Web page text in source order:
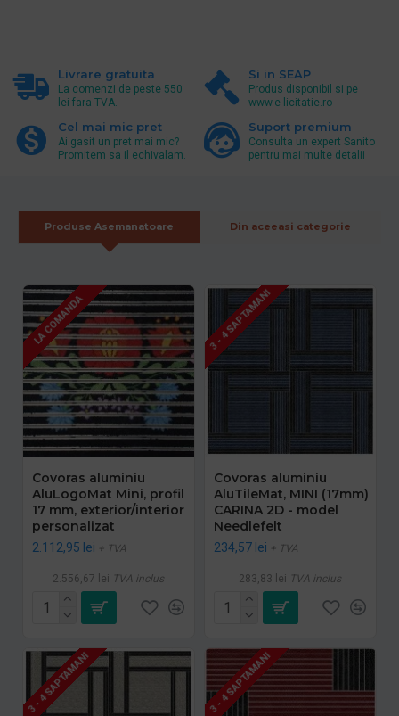
Livrare gratuita
La comenzi de peste 550
lei fara TVA.
Si in SEAP
Produs disponibil si pe
www.e-licitatie.ro
Cel mai mic pret
Ai gasit un pret mai mic?
Promitem sa il echivalam.
Suport premium
Consulta un expert Sanito
pentru mai multe detalii
Produse Asemanatoare Din aceeasi categorie
LA COMANDA
Covoras aluminiu
AluLogoMat Mini, profil
17 mm, exterior/interior
personalizat
2.112,95 lei + TVA
2.556,67 lei TVA inclus
3 - 4 SAPTAMANI
Covoras aluminiu
AluTileMat, MINI (17mm)
CARINA 2D - model
Needlefelt
234,57 lei + TVA
283,83 lei TVA inclus
3 - 4 SAPTAMANI 3 - 4 SAPTAMANI